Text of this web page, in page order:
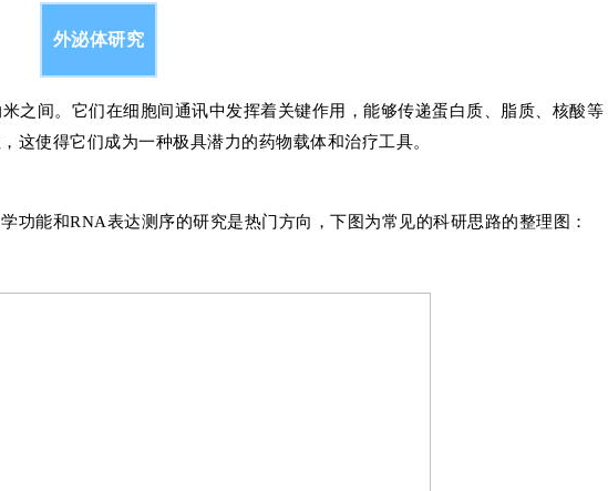
外泌体研究
之间。它们在细胞间通讯中发挥着关键作用，能够传递蛋白质、脂质、核酸等
这使得它们成为一种极具潜力的药物载体和治疗工具。
功能和RNA表达测序的研究是热门方向，下图为常见的科研思路的整理图：